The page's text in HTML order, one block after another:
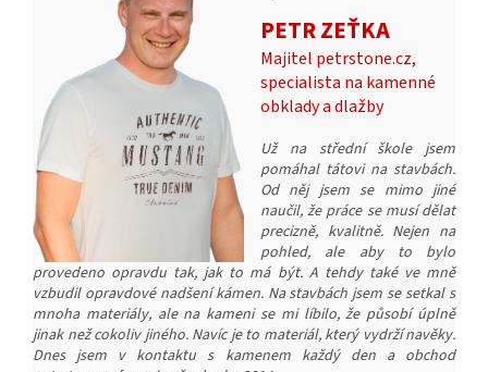
PETR ZEŤKA
Majitel petrstone.cz,
specialista na kamenné
obklady a dlažby
Už na střední škole jsem
pomáhal tátovi na stavbách.
Od něj jsem se mimo jiné
naučil, že práce se musí dělat
precizně, kvalitně. Nejen na
pohled, ale aby to bylo
provedeno opravdu tak, jak to má být. A tehdy také ve mně
vzbudil opravdové nadšení kámen. Na stavbách jsem se setkal s
mnoha materiály, ale na kameni se mi líbilo, že působí úplně
jinak než cokoliv jiného. Navíc je to materiál, který vydrží navěky.
Dnes jsem v kontaktu s kamenem každý den a obchod